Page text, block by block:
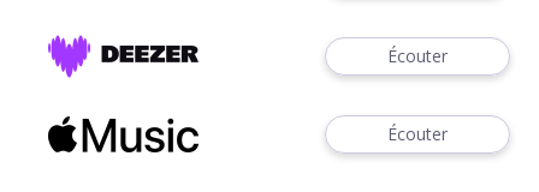
Écouter
Écouter